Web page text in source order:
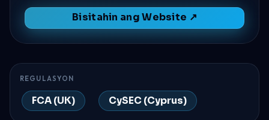
Bisitahin ang Website ↗
REGULASYON
FCA (UK) CySEC (Cyprus)